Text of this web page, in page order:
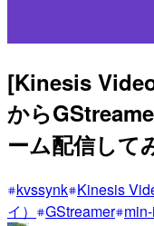
[Kinesis
から
ーム配信して
kvssynk Kinesis
イ）
GStreamer